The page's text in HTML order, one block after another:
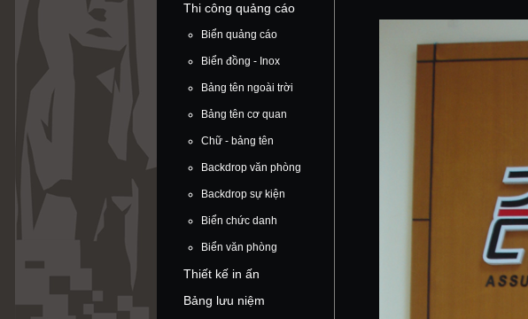
Thi công quảng cáo
Biển quảng cáo
Biển đồng - Inox
Bảng tên ngoài trời
Bảng tên cơ quan
Chữ - bảng tên
Backdrop văn phòng
Backdrop sự kiện
Biển chức danh
Biển văn phòng
Thiết kế in ấn
Bảng lưu niệm